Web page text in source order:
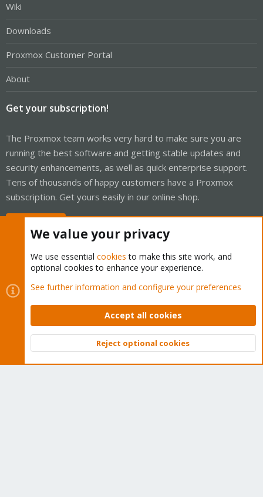
Wiki
Downloads
Proxmox Customer Portal
About
Get your subscription!
The Proxmox team works very hard to make sure you are
running the best software and getting stable updates and
security enhancements, as well as quick enterprise support.
Tens of thousands of happy customers have a Proxmox
subscription. Get yours easily in our online shop.
Cookies
Proxmox Support Forum - Light Mode
Contact us
Terms and rules Privacy policy Help Home
Community platform by XenForo © 2010-2026 XenForo Ltd.
Top
We value your privacy
We use essential cookies to make this site work, and
optional cookies to enhance your experience.
See further information and configure your preferences
Accept all cookies
Reject optional cookies